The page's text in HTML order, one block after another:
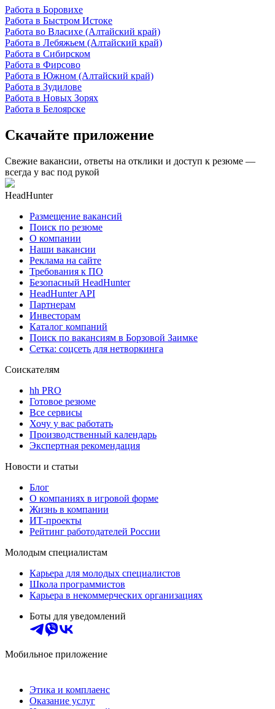
Работа в Боровихе
Работа в Быстром Истоке
Работа во Власихе (Алтайский край)
Работа в Лебяжьем (Алтайский край)
Работа в Сибирском
Работа в Фирсово
Работа в Южном (Алтайский край)
Работа в Зудилове
Работа в Новых Зорях
Работа в Белоярске
Скачайте приложение
Свежие вакансии, ответы на отклики и доступ к резюме —
всегда у вас под рукой
HeadHunter
Размещение вакансий
Поиск по резюме
О компании
Наши вакансии
Реклама на сайте
Требования к ПО
Безопасный HeadHunter
HeadHunter API
Партнерам
Инвесторам
Каталог компаний
Поиск по вакансиям в Борзовой Заимке
Сетка: соцсеть для нетворкинга
Соискателям
hh PRO
Готовое резюме
Все сервисы
Хочу у вас работать
Производственный календарь
Экспертная рекомендация
Новости и статьи
Блог
О компаниях в игровой форме
Жизнь в компании
ИТ-проекты
Рейтинг работодателей России
Молодым специалистам
Карьера для молодых специалистов
Школа программистов
Карьера в некоммерческих организациях
Боты для уведомлений
Мобильное приложение
Этика и комплаенс
Оказание услуг